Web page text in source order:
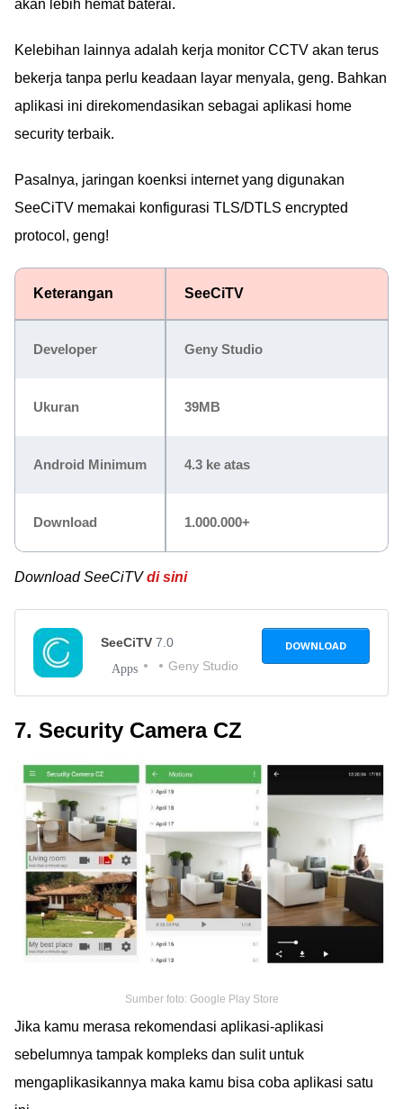
akan lebih hemat baterai.
Kelebihan lainnya adalah kerja monitor CCTV akan terus
bekerja tanpa perlu keadaan layar menyala, geng. Bahkan
aplikasi ini direkomendasikan sebagai aplikasi home
security terbaik.
Pasalnya, jaringan koenksi internet yang digunakan
SeeCiTV memakai konfigurasi TLS/DTLS encrypted
protocol, geng!
Keterangan SeeCiTV
Developer Geny Studio
Ukuran 39MB
Android Minimum 4.3 ke atas
Download 1.000.000+
Download SeeCiTVdi sini
SeeCiTV 7.0
Apps Geny Studio
DOWNLOAD
7. Security Camera CZ
Sumber foto: Google Play Store
Jika kamu merasa rekomendasi aplikasi-aplikasi
sebelumnya tampak kompleks dan sulit untuk
mengaplikasikannya maka kamu bisa coba aplikasi satu